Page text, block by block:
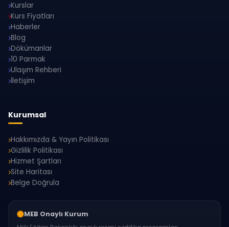
Kurslar
Kurs Fiyatları
Haberler
Blog
Dökümanlar
10 Parmak
Ulaşım Rehberi
İletişim
Kurumsal
Hakkımızda & Yayın Politikası
Gizlilik Politikası
Hizmet Şartları
Site Haritası
Belge Doğrula
MEB Onaylı Kurum